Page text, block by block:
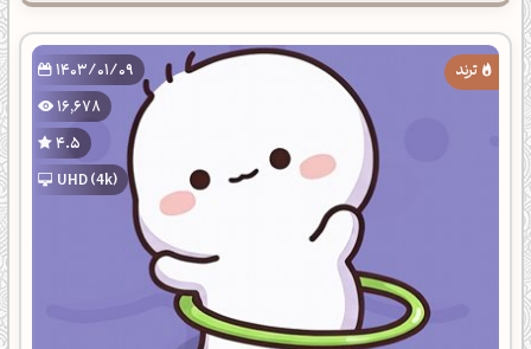
1403/01/09
16,678
4.5
UHD (4k)